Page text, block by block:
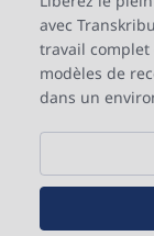
Commencez à
avec
travail
modèles de
dans un